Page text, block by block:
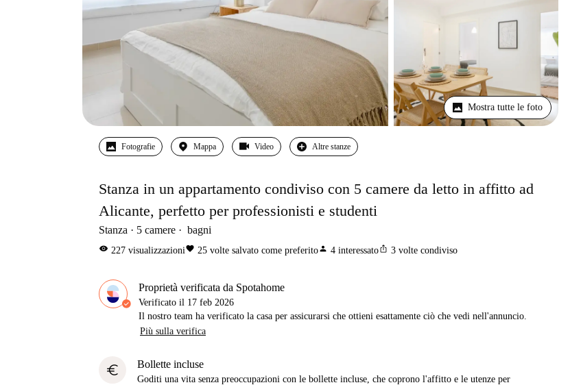
Mostra tutte le foto
Fotografie Mappa Video Altre stanze
Stanza in un appartamento condiviso con 5 camere da letto in affitto ad
Alicante, perfetto per professionisti e studenti
Stanza 5 camere bagni
visibility 227 visualizzazionifavorite 25 volte salvato come preferitoperson 4 interessatoios_share 3 volte condiviso
Proprietà verificata da Spotahome
Verificato il 17 feb 2026
Il nostro team ha verificato la casa per assicurarsi che ottieni esattamente ciò che vedi nell'annuncio.
Più sulla verifica
euro Bollette incluse
Goditi una vita senza preoccupazioni con le bollette incluse, che coprono l'affitto e le utenze per